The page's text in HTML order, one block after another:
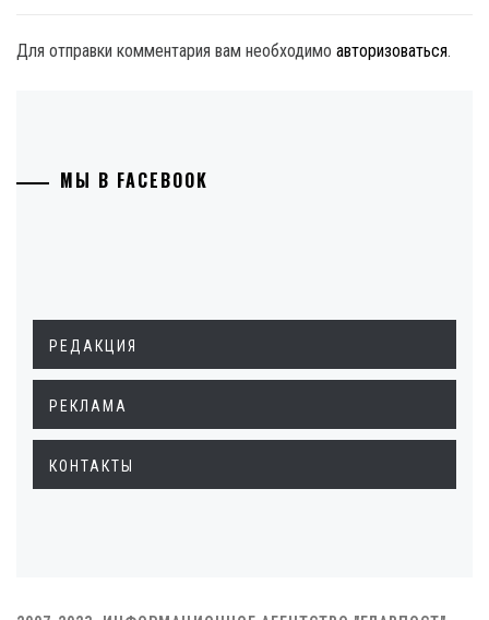
Для отправки комментария вам необходимо авторизоваться.
МЫ В FACEBOOK
РЕДАКЦИЯ
РЕКЛАМА
КОНТАКТЫ